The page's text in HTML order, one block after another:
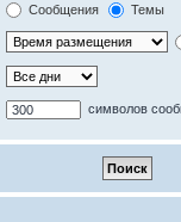
Сообщения Темы
символов